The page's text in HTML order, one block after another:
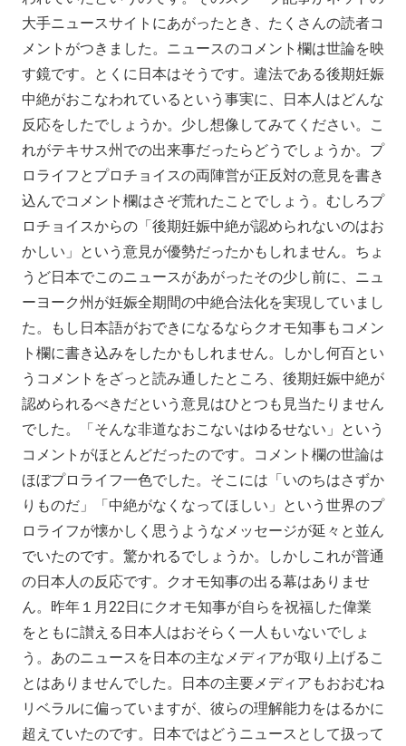
大手ニュースサイトにあがったとき、たくさんの読者コ
メントがつきました。ニュースのコメント欄は世論を映
す鏡です。とくに日本はそうです。違法である後期妊娠
中絶がおこなわれているという事実に、日本人はどんな
反応をしたでしょうか。少し想像してみてください。こ
れがテキサス州での出来事だったらどうでしょうか。プ
ロライフとプロチョイスの両陣営が正反対の意見を書き
込んでコメント欄はさぞ荒れたことでしょう。むしろプ
ロチョイスからの「後期妊娠中絶が認められないのはお
かしい」という意見が優勢だったかもしれません。ちょ
うど日本でこのニュースがあがったその少し前に、ニュ
ーヨーク州が妊娠全期間の中絶合法化を実現していまし
た。もし日本語がおできになるならクオモ知事もコメン
ト欄に書き込みをしたかもしれません。しかし何百とい
うコメントをざっと読み通したところ、後期妊娠中絶が
認められるべきだという意見はひとつも見当たりません
でした。「そんな非道なおこないはゆるせない」という
コメントがほとんどだったのです。コメント欄の世論は
ほぼプロライフ一色でした。そこには「いのちはさずか
りものだ」「中絶がなくなってほしい」という世界のプ
ロライフが懐かしく思うようなメッセージが延々と並ん
でいたのです。驚かれるでしょうか。しかしこれが普通
の日本人の反応です。クオモ知事の出る幕はありませ
ん。昨年１月22日にクオモ知事が自らを祝福した偉業
をともに讃える日本人はおそらく一人もいないでしょ
う。あのニュースを日本の主なメディアが取り上げるこ
とはありませんでした。日本の主要メディアもおおむね
リベラルに偏っていますが、彼らの理解能力をはるかに
超えていたのです。日本ではどうニュースとして扱って